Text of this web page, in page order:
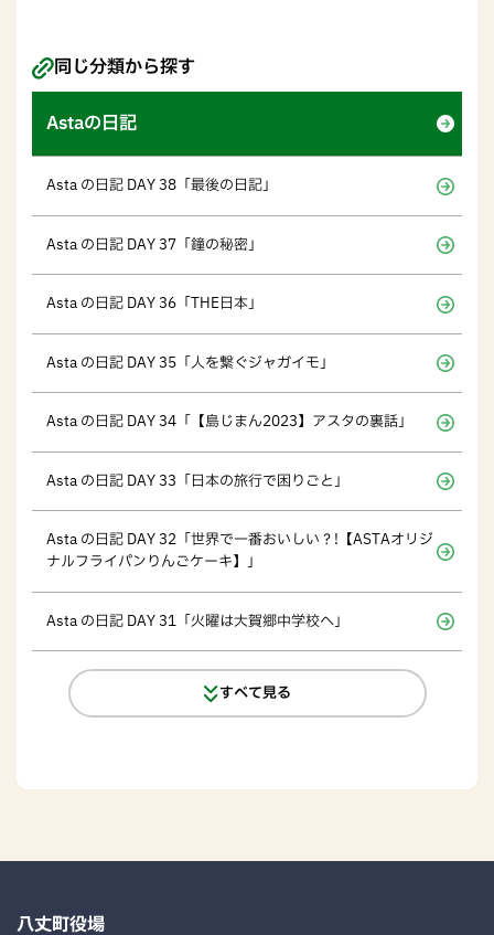
同じ分類から探す
Astaの日記
Asta の日記 DAY 38「最後の日記」
Asta の日記 DAY 37「鐘の秘密」
Asta の日記 DAY 36「THE日本」
Asta の日記 DAY 35「人を繋ぐジャガイモ」
Asta の日記 DAY 34「【島じまん2023】アスタの裏話」
Asta の日記 DAY 33「日本の旅行で困りごと」
Asta の日記 DAY 32「世界で一番おいしい？!【ASTAオリジ
ナルフライパンりんごケーキ】」
Asta の日記 DAY 31「火曜は大賀郷中学校へ」
すべて見る
八丈町役場